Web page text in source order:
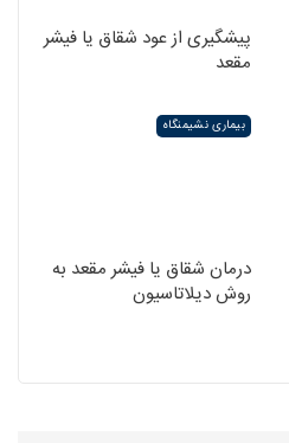
پیشگیری از عود شقاق یا فیشر
مقعد
بیماری نشیمنگاه
درمان شقاق یا فیشر مقعد به
روش دیلاتاسیون